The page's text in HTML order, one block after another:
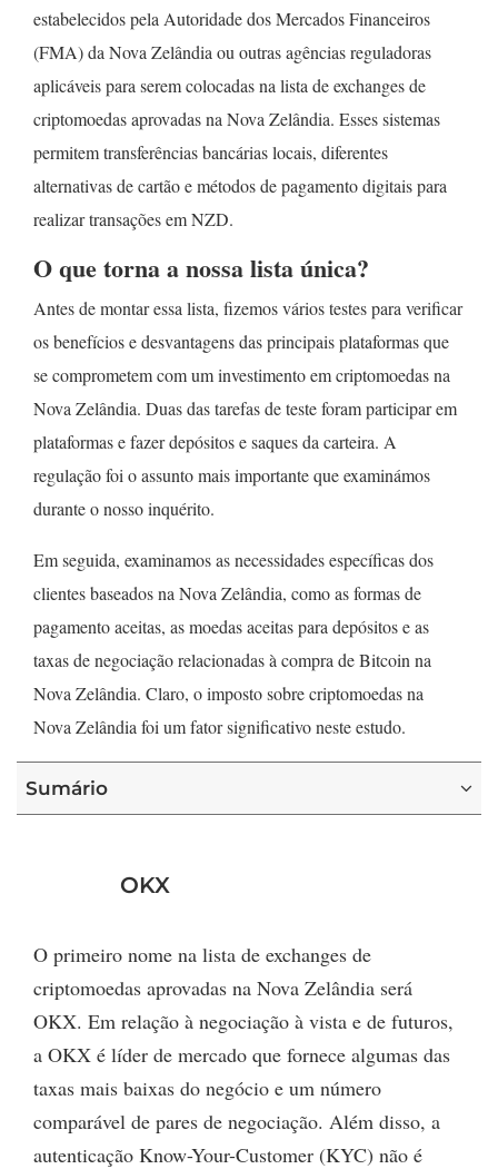
estabelecidos pela Autoridade dos Mercados Financeiros
(FMA) da Nova Zelândia ou outras agências reguladoras
aplicáveis para serem colocadas na lista de exchanges de
criptomoedas aprovadas na Nova Zelândia. Esses sistemas
permitem transferências bancárias locais, diferentes
alternativas de cartão e métodos de pagamento digitais para
realizar transações em NZD.
O que torna a nossa lista única?
Antes de montar essa lista, fizemos vários testes para verificar
os benefícios e desvantagens das principais plataformas que
se comprometem com um investimento em criptomoedas na
Nova Zelândia. Duas das tarefas de teste foram participar em
plataformas e fazer depósitos e saques da carteira. A
regulação foi o assunto mais importante que examinámos
durante o nosso inquérito.
Em seguida, examinamos as necessidades específicas dos
clientes baseados na Nova Zelândia, como as formas de
pagamento aceitas, as moedas aceitas para depósitos e as
taxas de negociação relacionadas à compra de Bitcoin na
Nova Zelândia. Claro, o imposto sobre criptomoedas na
Nova Zelândia foi um fator significativo neste estudo.
Sumário
OKX
O primeiro nome na lista de exchanges de
criptomoedas aprovadas na Nova Zelândia será
OKX. Em relação à negociação à vista e de futuros,
a OKX é líder de mercado que fornece algumas das
taxas mais baixas do negócio e um número
comparável de pares de negociação. Além disso, a
autenticação Know-Your-Customer (KYC) não é